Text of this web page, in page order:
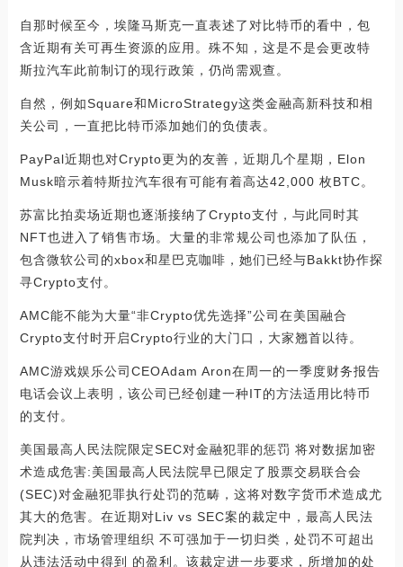
自那时候至今，埃隆马斯克一直表述了对比特币的看中，包
含近期有关可再生资源的应用。殊不知，这是不是会更改特
斯拉汽车此前制订的现行政策，仍尚需观查。
自然，例如Square和MicroStrategy这类金融高新科技和相
关公司，一直把比特币添加她们的负债表。
PayPal近期也对Crypto更为的友善，近期几个星期，Elon
Musk暗示着特斯拉汽车很有可能有着高达42,000 枚BTC。
苏富比拍卖场近期也逐渐接纳了Crypto支付，与此同时其
NFT也进入了销售市场。大量的非常规公司也添加了队伍，
包含微软公司的xbox和星巴克咖啡，她们已经与Bakkt协作探
寻Crypto支付。
AMC能不能为大量“非Crypto优先选择”公司在美国融合
Crypto支付时开启Crypto行业的大门口，大家翘首以待。
AMC游戏娱乐公司CEOAdam Aron在周一的一季度财务报告
电话会议上表明，该公司已经创建一种IT的方法适用比特币
的支付。
美国最高人民法院限定SEC对金融犯罪的惩罚 将对数据加密
术造成危害:美国最高人民法院早已限定了股票交易联合会
(SEC)对金融犯罪执行处罚的范畴，这将对数字货币术造成尤
其大的危害。在近期对Liv vs SEC案的裁定中，最高人民法
院判决，市场管理组织 不可强加于一切归类，处罚不可超出
从违法活动中得到 的盈利。该裁定进一步要求，所增加的处